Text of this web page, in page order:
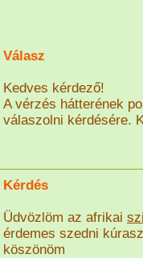
Válasz
Kedves kérdező!
A vérzés hátterének
válaszolni kérdésére.
Kérdés
Üdvözlöm az afrikai
érdemes szedni
köszönöm